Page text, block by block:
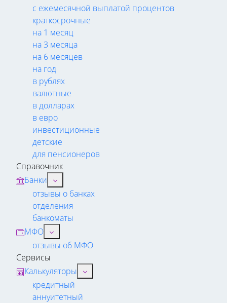
с ежемесячной выплатой процентов
краткосрочные
на 1 месяц
на 3 месяца
на 6 месяцев
на год
в рублях
валютные
в долларах
в евро
инвестиционные
детские
для пенсионеров
Справочник
Банки
отзывы о банках
отделения
банкоматы
МФО
отзывы об МФО
Сервисы
Калькуляторы
кредитный
аннуитетный